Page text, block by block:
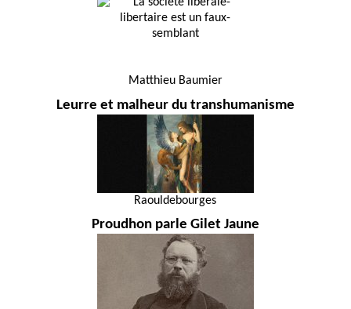
Matthieu Baumier
Leurre et malheur du transhumanisme
Raouldebourges
Proudhon parle Gilet Jaune